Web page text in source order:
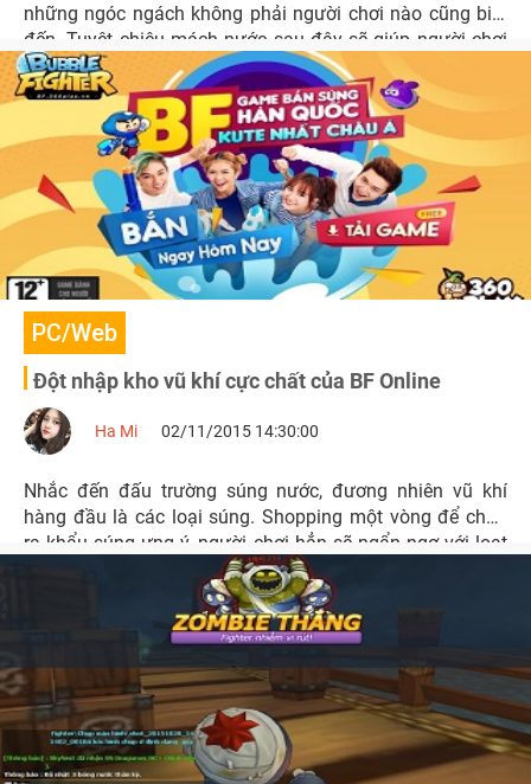
những ngóc ngách không phải người chơi nào cũng biết
đến. Tuyệt chiêu mách nước sau đây sẽ giúp người chơi
có bí kíp lận lưng vượt qua nhiều thử thách.
PC/Web
Đột nhập kho vũ khí cực chất của BF Online
Ha Mi 02/11/2015 14:30:00
Nhắc đến đấu trường súng nước, đương nhiên vũ khí
hàng đầu là các loại súng. Shopping một vòng để chọn
ra khẩu súng ưng ý, người chơi hẳn sẽ ngẩn ngơ với loạt
súng siêu cute của BF Online.